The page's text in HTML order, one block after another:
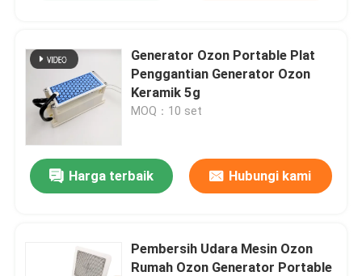
Generator Ozon Portable Plat
Penggantian Generator Ozon
Keramik 5g
MOQ：10 set
Harga terbaik Hubungi kami
Pembersih Udara Mesin Ozon
Rumah Ozon Generator Portable